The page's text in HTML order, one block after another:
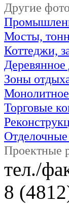
Другие
Мосты,
Коттеджи,
Деревянное
Зоны
Торговые
Проектные
тел./
8